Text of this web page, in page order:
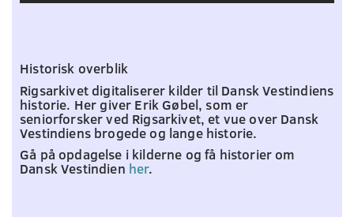
Historisk overblik
Rigsarkivet digitaliserer kilder til Dansk Vestindiens
historie. Her giver Erik Gøbel, som er
seniorforsker ved Rigsarkivet, et vue over Dansk
Vestindiens brogede og lange historie.
Gå på opdagelse i kilderne og få historier om
Dansk Vestindien her.